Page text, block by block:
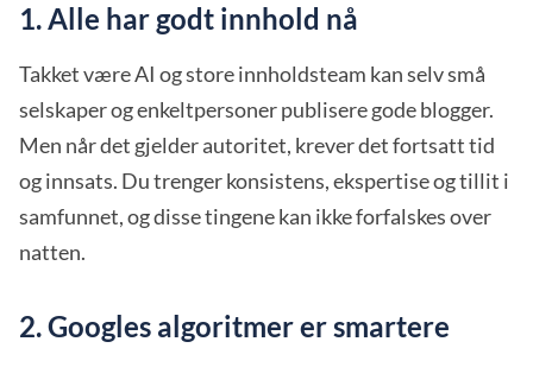
1. Alle har godt innhold nå
Takket være AI og store innholdsteam kan selv små
selskaper og enkeltpersoner publisere gode blogger.
Men når det gjelder autoritet, krever det fortsatt tid
og innsats. Du trenger konsistens, ekspertise og tillit i
samfunnet, og disse tingene kan ikke forfalskes over
natten.
2. Googles algoritmer er smartere